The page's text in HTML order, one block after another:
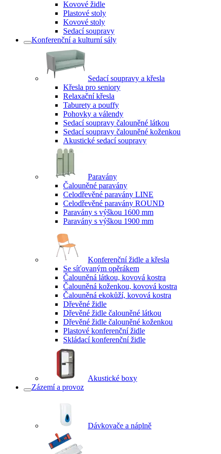
Kovové židle
Plastové stoly
Kovové stoly
Sedací soupravy
Konferenční a kulturní sály
Sedací soupravy a křesla
Křesla pro seniory
Relaxační křesla
Taburety a pouffy
Pohovky a válendy
Sedací soupravy čalouněné látkou
Sedací soupravy čalouněné koženkou
Akustické sedací soupravy
Paravány
Čalouněné paravány
Celodřevěné paravány LINE
Celodřevěné paravány ROUND
Paravány s výškou 1600 mm
Paravány s výškou 1900 mm
Konferenční židle a křesla
Se síťovaným opěrákem
Čalouněná látkou, kovová kostra
Čalouněná koženkou, kovová kostra
Čalouněná ekokůží, kovová kostra
Dřevěné židle
Dřevěné židle čalouněné látkou
Dřevěné židle čalouněné koženkou
Plastové konferenční židle
Skládací konferenční židle
Akustické boxy
Zázemí a provoz
Dávkovače a náplně